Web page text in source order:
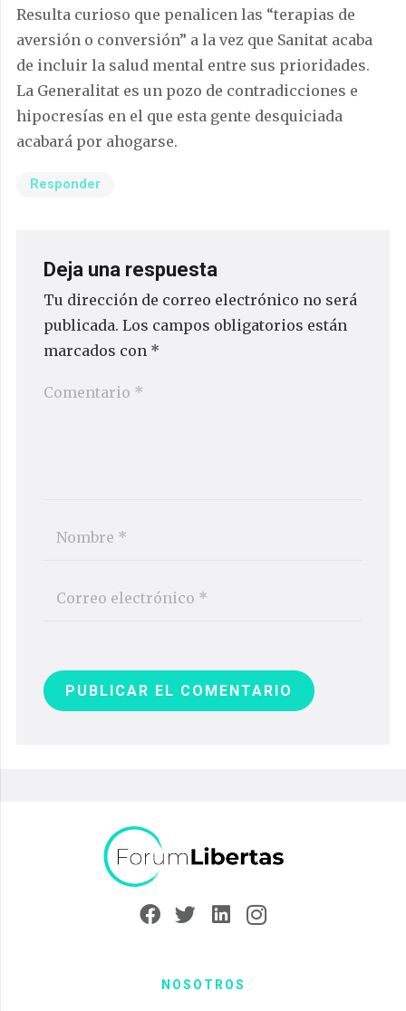
Resulta curioso que penalicen las “terapias de
aversión o conversión” a la vez que Sanitat acaba
de incluir la salud mental entre sus prioridades.
La Generalitat es un pozo de contradicciones e
hipocresías en el que esta gente desquiciada
acabará por ahogarse.
Responder
Deja una respuesta
Tu dirección de correo electrónico no será
publicada. Los campos obligatorios están
marcados con *
PUBLICAR EL COMENTARIO
NOSOTROS